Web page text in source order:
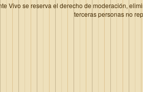
Vivo se reserva el derecho de moderación,
terceras personas no